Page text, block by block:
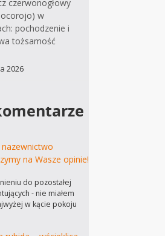
czerwonogłowy
w
pochodzenie i
tożsamość
2026
nazewnictwo
na Wasze opinie!
do pozostałej
- nie miałem
w kącie pokoju